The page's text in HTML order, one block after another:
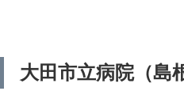
大田市立病院（島